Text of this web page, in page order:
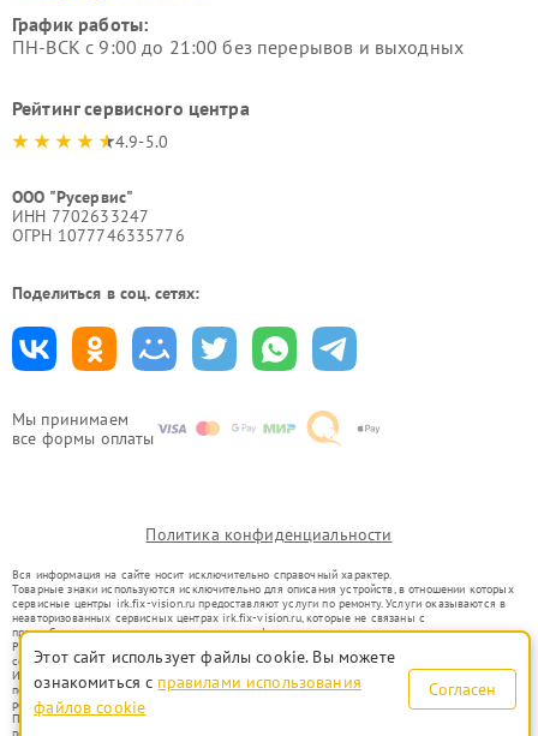
Мы принимаем
все формы оплаты
График работы:
ПН-ВСК с 9:00 до 21:00 без перерывов и выходных
Рейтинг сервисного центра
4.9-5.0
ООО "Русервис"
ИНН 7702633247
ОГРН 1077746335776
Поделиться в соц. сетях:
Политика конфиденциальности
Вся информация на сайте носит исключительно справочный характер.
Товарные знаки используются исключительно для описания устройств, в отношении которых
сервисные центры irk.fix-vision.ru предоставляют услуги по ремонту. Услуги оказываются в
неавторизованных сервисных центрах irk.fix-vision.ru, которые не связаны с
правообладателями товарных знаков или их официальными представителями.
Ремонт осуществляется для устройств, уже введенных в гражданский оборот в соответствии
со статьей 1487 ГК РФ.
Использование товарных знаков не преследует цели индивидуализации услуг или введения
потребителей в заблуждение, а служит для информирования о предоставляемых услугах по
ремонту техники указанных брендов.
Представленная на сайте информация не является публичной офертой, определяемой
Этот сайт использует файлы cookie. Вы можете
ознакомиться с правилами использования
файлов cookie
Согласен